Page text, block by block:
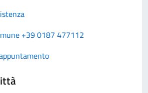
+39 0187 477112